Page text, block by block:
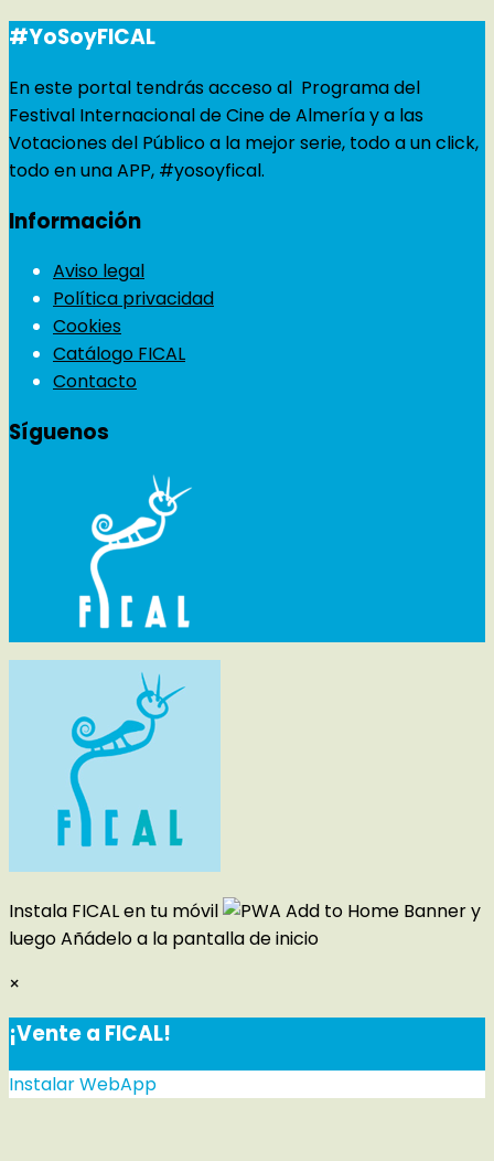
#YoSoyFICAL
En este portal tendrás acceso al Programa del
Festival Internacional de Cine de Almería y a las
Votaciones del Público a la mejor serie, todo a un click,
todo en una APP, #yosoyfical.
Información
Aviso legal
Política privacidad
Cookies
Catálogo FICAL
Contacto
Síguenos
Instala FICAL en tu móvil
y
luegoAñádelo a la pantalla de inicio
×
¡Vente a FICAL!
Instalar WebApp